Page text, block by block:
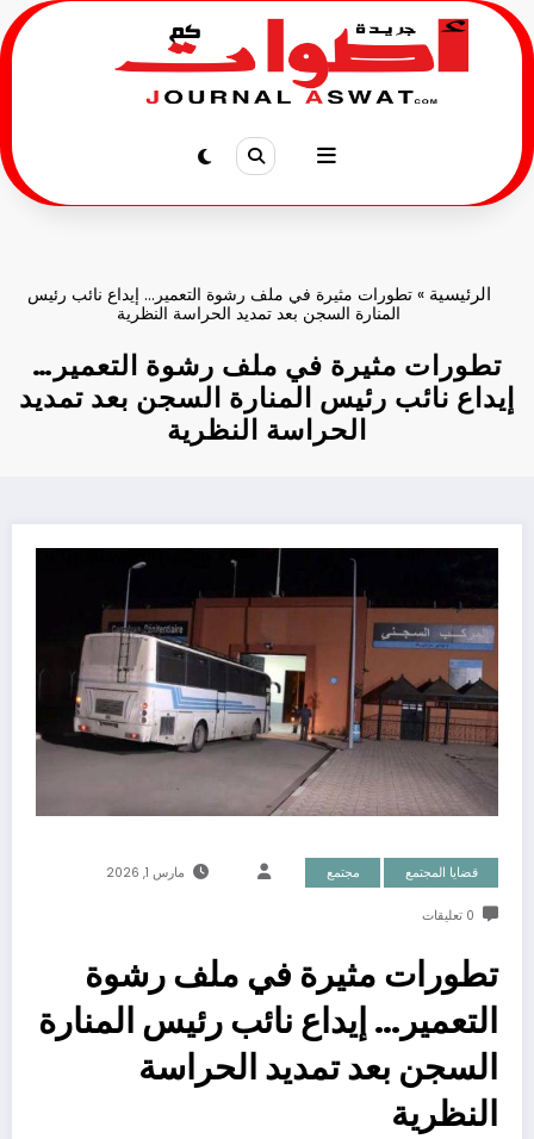
التجاوز
إلى
المحتوى
الرئيسية »تطورات مثيرة في ملف رشوة التعمير… إيداع نائب رئيس
المنارة السجن بعد تمديد الحراسة النظرية
تطورات مثيرة في ملف رشوة التعمير…
إيداع نائب رئيس المنارة السجن بعد تمديد
الحراسة النظرية
قضايا المجتمع مجتمع مارس 1, 2026
0 تعليقات
تطورات مثيرة في ملف رشوة
التعمير… إيداع نائب رئيس المنارة
السجن بعد تمديد الحراسة
النظرية